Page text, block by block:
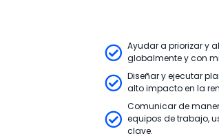
Ayudar a priorizar y
globalmente y con
Diseñar y ejecutar
alto impacto en la
Comunicar de
equipos de trabajo,
clave.